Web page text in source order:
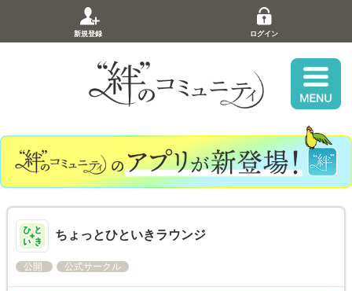
新規登録 ログイン
ちょっとひといきラウンジ
公開 公式サークル